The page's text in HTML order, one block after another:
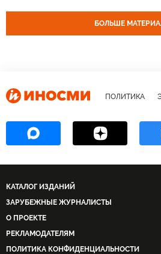
БОЛЬШЕ
ПОЛИТИКА
КАТАЛОГ ИЗДАНИЙ
ЗАРУБЕЖНЫЕ ЖУРНАЛИСТЫ
О ПРОЕКТЕ
РЕКЛАМОДАТЕЛЯМ
ПОЛИТИКА КОНФИДЕНЦИАЛЬНОСТИ